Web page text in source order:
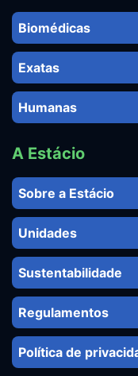
Biomédicas
Exatas
Humanas
A Estácio
Sobre a Estácio
Unidades
Sustentabilidade
Regulamentos
Política de